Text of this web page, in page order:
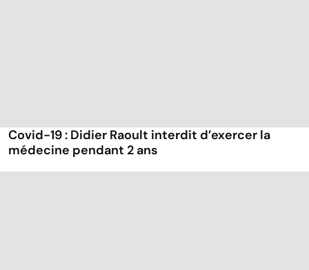
Covid-19 : Didier Raoult interdit d’exercer la
médecine pendant 2 ans